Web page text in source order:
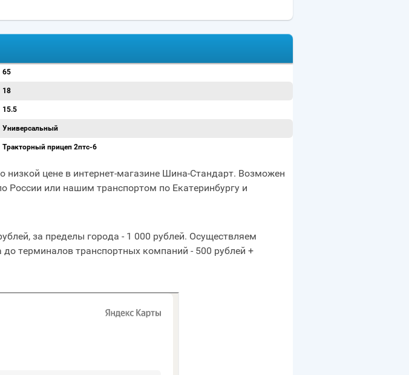
65
18
15.5
Универсальный
Тракторный прицеп 2птс-6
цене в интернет-магазине Шина-Стандарт. Возможен
или нашим транспортом по Екатеринбургу и
за пределы города - 1 000 рублей. Осуществляем
терминалов транспортных компаний - 500 рублей +